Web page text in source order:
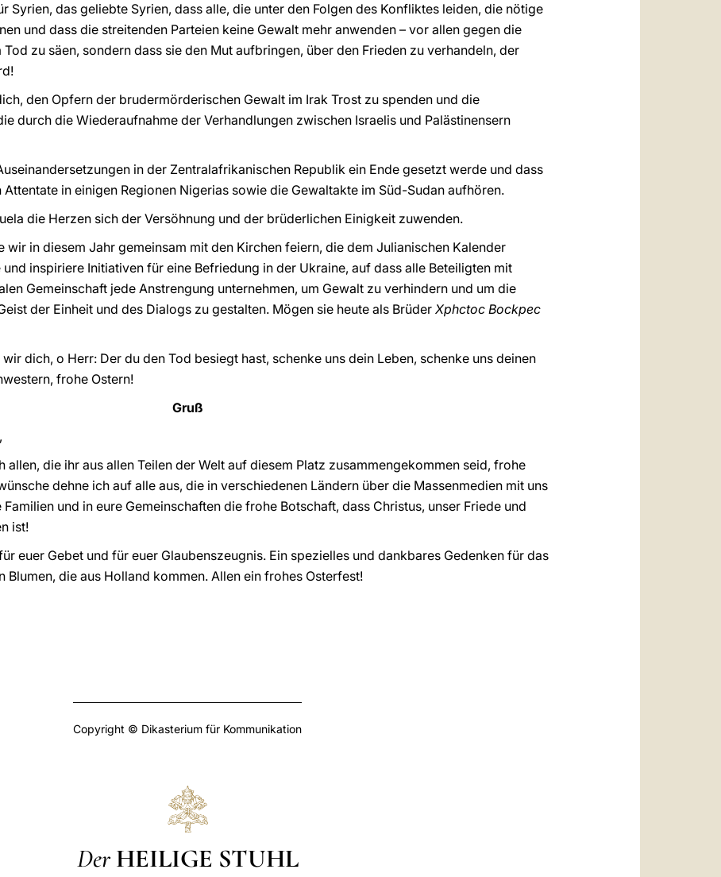
Syrien, das geliebte Syrien, dass alle, die unter den Folgen des Konfliktes leiden, die nötige
und dass die streitenden Parteien keine Gewalt mehr anwenden – vor allen gegen die
zu säen, sondern dass sie den Mut aufbringen, über den Frieden zu verhandeln, der
den Opfern der brudermörderischen Gewalt im Irak Trost zu spenden und die
durch die Wiederaufnahme der Verhandlungen zwischen Israelis und Palästinensern
in der Zentralafrikanischen Republik ein Ende gesetzt werde und dass
in einigen Regionen Nigerias sowie die Gewaltakte im Süd-Sudan aufhören.
die Herzen sich der Versöhnung und der brüderlichen Einigkeit zuwenden.
wir in diesem Jahr gemeinsam mit den Kirchen feiern, die dem Julianischen Kalender
inspiriere Initiativen für eine Befriedung in der Ukraine, auf dass alle Beteiligten mit
Gemeinschaft jede Anstrengung unternehmen, um Gewalt zu verhindern und um die
der Einheit und des Dialogs zu gestalten. Mögen sie heute als Brüder Xphctoc Bockpec
dich, o Herr: Der du den Tod besiegt hast, schenke uns dein Leben, schenke uns deinen
frohe Ostern!
Gruß
allen, die ihr aus allen Teilen der Welt auf diesem Platz zusammengekommen seid, frohe
dehne ich auf alle aus, die in verschiedenen Ländern über die Massenmedien mit uns
und in eure Gemeinschaften die frohe Botschaft, dass Christus, unser Friede und
ist!
euer Gebet und für euer Glaubenszeugnis. Ein spezielles und dankbares Gedenken für das
Blumen, die aus Holland kommen. Allen ein frohes Osterfest!
Copyright © Dikasterium für Kommunikation
Der HEILIGE STUHL